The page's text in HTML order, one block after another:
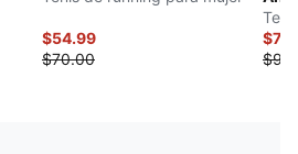
$54.99
$70.00